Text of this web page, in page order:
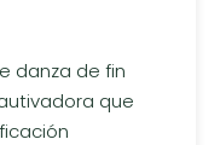
danza de fin
que